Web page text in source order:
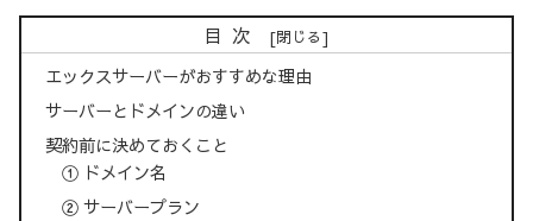
目次
エックスサーバーがおすすめな理由
サーバーとドメインの違い
契約前に決めておくこと
① ドメイン名
② サーバープラン